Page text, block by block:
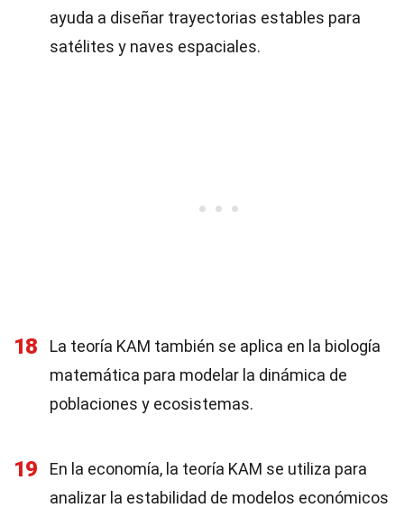
ayuda a diseñar trayectorias estables para
satélites y naves espaciales.
18
La teoría KAM también se aplica en la biología
matemática para modelar la dinámica de
poblaciones y ecosistemas.
19
En la economía, la teoría KAM se utiliza para
analizar la estabilidad de modelos económicos